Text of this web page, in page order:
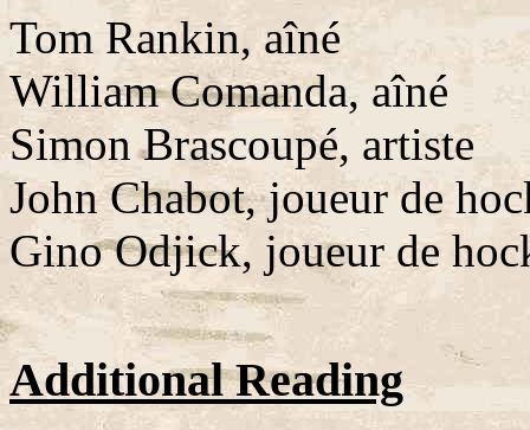
Tom Rankin, aîné
William Comanda, aîné
Simon Brascoupé, artiste
John Chabot, joueur de
Gino Odjick, joueur de
Additional Reading